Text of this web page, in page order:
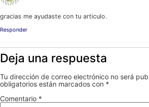
gracias me ayudaste con tu articulo.
Responder
Deja una respuesta
Tu dirección de correo electrónico no será
obligatorios están marcados con *
Comentario *